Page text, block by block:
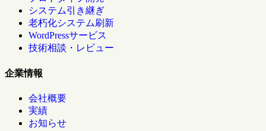
システム引き継ぎ
老朽化システム刷新
WordPressサービス
技術相談・レビュー
企業情報
会社概要
実績
お知らせ